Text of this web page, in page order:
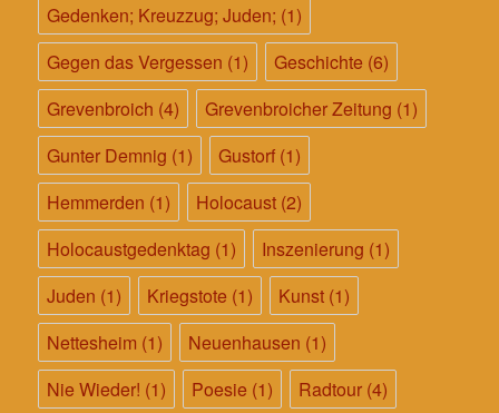
Gedenken; Kreuzzug; Juden; (1)
Gegen das Vergessen (1) Geschichte (6)
Grevenbroich (4) Grevenbroicher Zeitung (1)
Gunter Demnig (1) Gustorf (1)
Hemmerden (1) Holocaust (2)
Holocaustgedenktag (1) Inszenierung (1)
Juden (1) Kriegstote (1) Kunst (1)
Nettesheim (1) Neuenhausen (1)
Nie Wieder! (1) Poesie (1) Radtour (4)